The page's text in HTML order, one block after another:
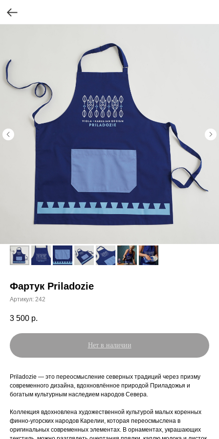
Фартук Priladozie
Артикул: 242
3 500 р.
Нет в наличии
Priladozie — это переосмысление северных традиций через призму
современного дизайна, вдохновлённое природой Приладожья и
богатым культурным наследием народов Севера.
Коллекция вдохновлена художественной культурой малых коренных
финно-угорских народов Карелии, которая переосмыслена в
оригинальных современных элементах. В орнаментах, украшающих